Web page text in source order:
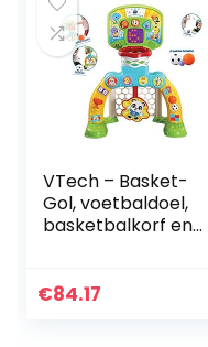
VTech – Basket-
Gol, voetbaldoel,
basketbalkorf en
speciale effecten
€84.17